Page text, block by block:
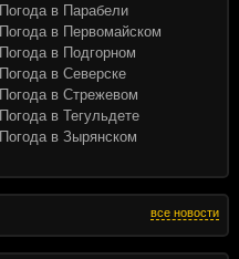
все новости
Погода в Парабели
Погода в Первомайском
Погода в Подгорном
Погода в Северске
Погода в Стрежевом
Погода в Тегульдете
Погода в Зырянском